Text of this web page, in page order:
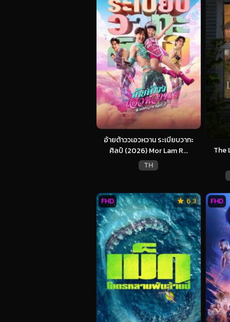
อ้ายต้าววเอวหวาน ระเบียบวาทะ
ศิลป์ (2026) Mor Lam R...
TH
The
6.3
FHD FHD